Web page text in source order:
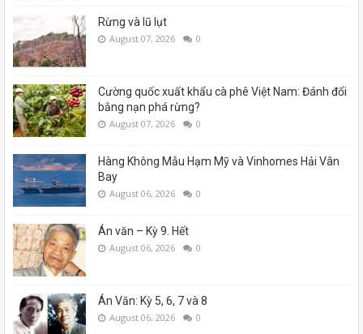
Rừng và lũ lụt
August 07, 2026 0
Cường quốc xuất khẩu cà phê Việt Nam: Đánh đổi
bằng nạn phá rừng?
August 07, 2026 0
Hàng Không Mẫu Hạm Mỹ và Vinhomes Hải Vân
Bay
August 06, 2026 0
Án văn – Kỳ 9. Hết
August 06, 2026 0
Án Văn: Kỳ 5, 6, 7 và 8
August 06, 2026 0